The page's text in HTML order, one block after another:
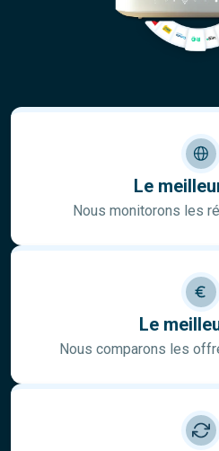
Le
Nous monitorons les
Le
Nous comparons les